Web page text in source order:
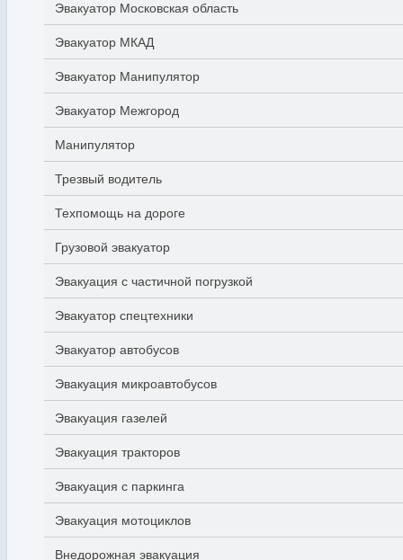
Эвакуатор Московская область
Эвакуатор МКАД
Эвакуатор Манипулятор
Эвакуатор Межгород
Манипулятор
Трезвый водитель
Техпомощь на дороге
Грузовой эвакуатор
Эвакуация с частичной погрузкой
Эвакуатор спецтехники
Эвакуатор автобусов
Эвакуация микроавтобусов
Эвакуация газелей
Эвакуация тракторов
Эвакуация с паркинга
Эвакуация мотоциклов
Внедорожная эвакуация